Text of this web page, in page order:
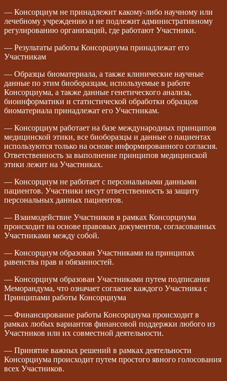
— Консорциум не принадлежит какому-либо научному или
лечебному учреждению и не подлежит административному
регулированию организаций, где работают Участники.
— Результаты работы Консорциума принадлежат его
Участникам
— Образцы биоматериала, а также клинические научные
данные по этим биоборазцам, используемые в работе
Консорциума, а также данные генетического анализа,
биоинформатики и статистической обработки образцов
биоматериала принадлежат его Участникам.
— Консорциум работает на базе международных принципов
медицинской этики, все биоборазцы и данные о пациентах
используются только на основе информированного согласия.
Ответственность за выполнение принципов медицинской
этики лежит на Участниках.
— Консорциум не работает с персональными данными
пациентов. Участники несут ответственность за защиту
персональных данных пациентов.
— Взаимодействие Участников в рамках Консорциума
происходит на основе правовых документов, согласованных
Участниками между собой.
— Консорциум образован Участниками на принципах
равенства прав и обязанностей.
— Консорциум образован Участниками путем подписания
Меморандума, что означает согласие каждого Участника с
Принципами работы Консорциума
— Финансирование работы Консорциума происходит в
рамках любых вариантов финансовой поддержки любого из
Участников или их совместной деятельности.
— Принятие важных решений в рамках деятельности
Консорциума происходит путем простого явного голосования
всех Участников.